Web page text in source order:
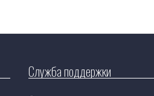
Служба поддержки